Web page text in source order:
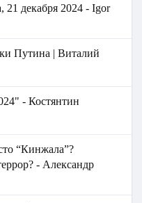
21 декабря 2024 - Igor
Путина | Виталий
- Костянтин
“Кинжала”?
- Александр